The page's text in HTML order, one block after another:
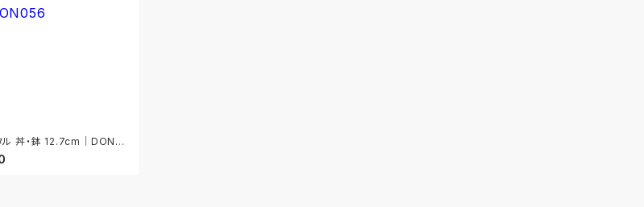
ル 丼・鉢 12.7cm｜DON05